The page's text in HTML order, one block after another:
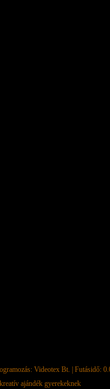
Videotex Bt. | Futásidő:
ajándék gyerekeknek